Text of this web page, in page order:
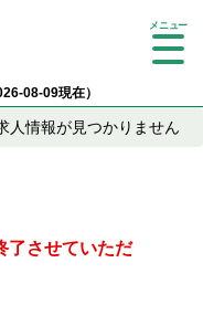
08-09現在）
Tog
ion
人情報が見つかりません
了させていただ